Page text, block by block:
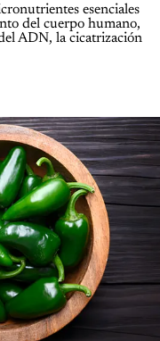
esenciales
del cuerpo humano,
ADN, la cicatrización